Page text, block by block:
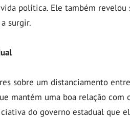
política. Ele também revelou
surgir.
sobre um distanciamento
mantém uma boa relação com
do governo estadual que